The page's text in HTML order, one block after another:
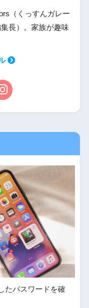
（くっすんガレー
長）。家族が趣味
たパスワードを確